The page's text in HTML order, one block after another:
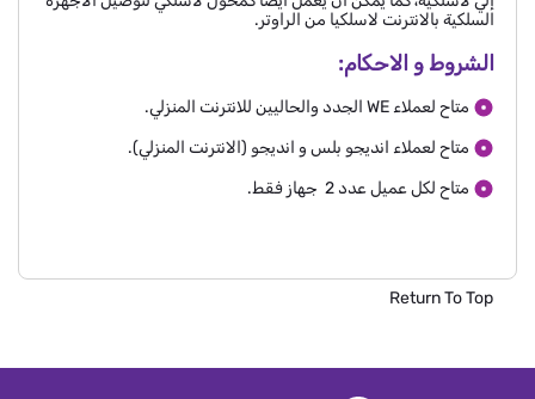
السلكية بالانترنت لاسلكيا من الراوتر.
الشروط و الاحكام:
متاح لعملاء WE الجدد والحاليين للانترنت المنزلي.
متاح لعملاء انديجو بلس و انديجو (الانترنت المنزلي).
متاح لكل عميل عدد 2 جهاز فقط.
Return To Top